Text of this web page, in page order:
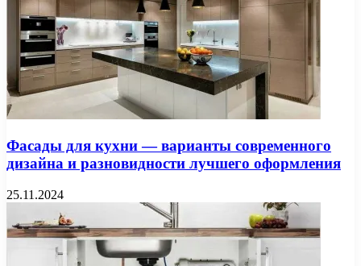
Фасады для кухни — варианты современного
дизайна и разновидности лучшего оформления
25.11.2024